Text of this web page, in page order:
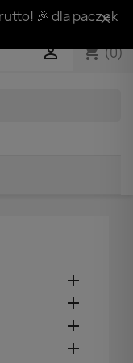
🎉 dla paczek
shopping_cart(0)




